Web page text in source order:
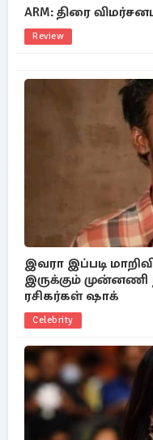
ARM: திரை
Review
இவரா இப்படி
இருக்கும் முன்னணி
ரசிகர்கள் ஷாக்
Celebrity